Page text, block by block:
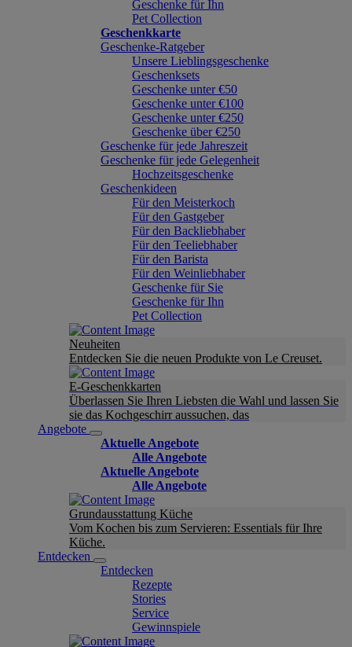
Geschenke für Ihn
Pet Collection
Geschenkkarte
Geschenke-Ratgeber
Unsere Lieblingsgeschenke
Geschenksets
Geschenke unter €50
Geschenke unter €100
Geschenke unter €250
Geschenke über €250
Geschenke für jede Jahreszeit
Geschenke für jede Gelegenheit
Hochzeitsgeschenke
Geschenkideen
Für den Meisterkoch
Für den Gastgeber
Für den Backliebhaber
Für den Teeliebhaber
Für den Barista
Für den Weinliebhaber
Geschenke für Sie
Geschenke für Ihn
Pet Collection
Neuheiten
Entdecken Sie die neuen Produkte von Le Creuset.
E-Geschenkkarten
Überlassen Sie Ihren Liebsten die Wahl und lassen Sie
sie das Kochgeschirr aussuchen, das
Angebote
Aktuelle Angebote
Alle Angebote
Aktuelle Angebote
Alle Angebote
Grundausstattung Küche
Vom Kochen bis zum Servieren: Essentials für Ihre
Küche.
Entdecken
Entdecken
Rezepte
Stories
Service
Gewinnspiele